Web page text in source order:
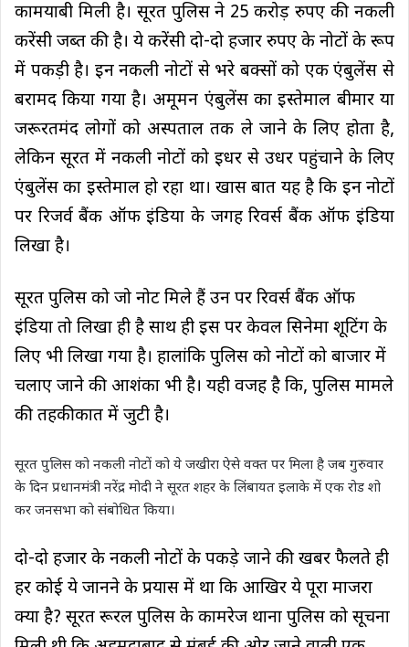
कामयाबी मिली है। सूरत पुलिस ने 25 करोड़ रुपए की नकली
करेंसी जब्त की है। ये करेंसी दो-दो हजार रुपए के नोटों के रूप
में पकड़ी है। इन नकली नोटों से भरे बक्सों को एक एंबुलेंस से
बरामद किया गया है। अमूमन एंबुलेंस का इस्तेमाल बीमार या
जरूरतमंद लोगों को अस्पताल तक ले जाने के लिए होता है,
लेकिन सूरत में नकली नोटों को इधर से उधर पहुंचाने के लिए
एंबुलेंस का इस्तेमाल हो रहा था। खास बात यह है कि इन नोटों
पर रिजर्व बैंक ऑफ इंडिया के जगह रिवर्स बैंक ऑफ इंडिया
लिखा है।
सूरत पुलिस को जो नोट मिले हैं उन पर रिवर्स बैंक ऑफ
इंडिया तो लिखा ही है साथ ही इस पर केवल सिनेमा शूटिंग के
लिए भी लिखा गया है। हालांकि पुलिस को नोटों को बाजार में
चलाए जाने की आशंका भी है। यही वजह है कि, पुलिस मामले
की तहकीकात में जुटी है।
सूरत पुलिस को नकली नोटों को ये जखीरा ऐसे वक्त पर मिला है जब गुरुवार
के दिन प्रधानमंत्री नरेंद्र मोदी ने सूरत शहर के लिंबायत इलाके में एक रोड शो
कर जनसभा को संबोधित किया।
दो-दो हजार के नकली नोटों के पकड़े जाने की खबर फैलते ही
हर कोई ये जानने के प्रयास में था कि आखिर ये पूरा माजरा
क्या है? सूरत रूरल पुलिस के कामरेज थाना पुलिस को सूचना